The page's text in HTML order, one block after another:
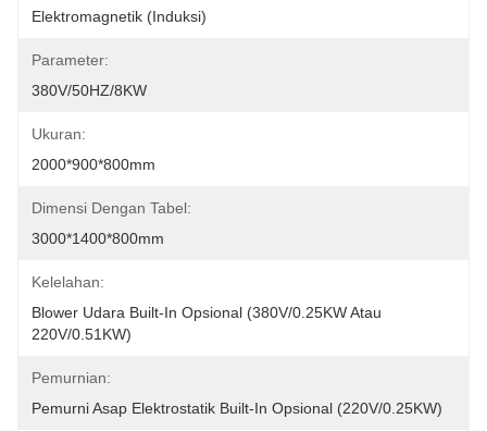
Elektromagnetik (Induksi)
Parameter:
380V/50HZ/8KW
Ukuran:
2000*900*800mm
Dimensi Dengan Tabel:
3000*1400*800mm
Kelelahan:
Blower Udara Built-In Opsional (380V/0.25KW Atau
220V/0.51KW)
Pemurnian:
Pemurni Asap Elektrostatik Built-In Opsional (220V/0.25KW)